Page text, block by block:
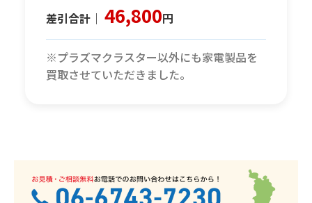
差引合計｜ 46,800円
※プラズマクラスター以外にも家電製品を
買取させていただきました。